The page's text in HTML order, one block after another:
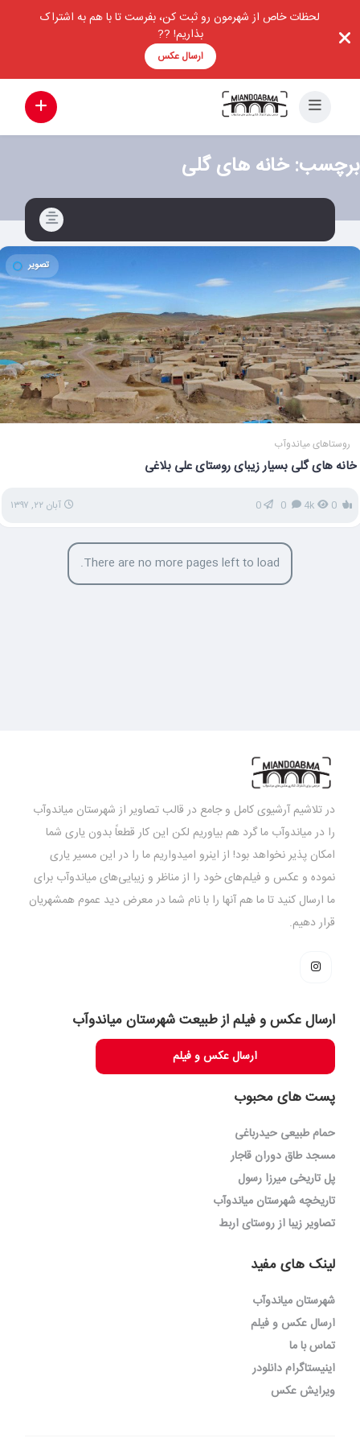
لحظات خاص از شهرمون رو ثبت کن، بفرست تا با هم به اشتراک
بذاریم! ??
ارسال عکس
برچسب:خانه های گلی
تصویر
روستاهای میاندوآب
خانه های گلی بسیار زیبای روستای علی بلاغی
4k
0 آبان ۲۲, ۱۳۹۷
There are no more pages left to load.
در تلاشیم آرشیوی کامل و جامع در قالب تصاویر از شهرستان میاندوآب
را در میاندوآب ما گرد هم بیاوریم لکن این کار قطعاً بدون یاری شما
امکان پذیر نخواهد بود! از اینرو امیدواریم ما را در این مسیر یاری
نموده و عکس و فیلم‌های خود را از مناظر و زیبایی‌های میاندوآب برای
ما ارسال کنید تا ما هم آنها را با نام شما در معرض دید عموم همشهریان
قرار دهیم.
ارسال عکس و فیلم از طبیعت شهرستان میاندوآب
ارسال عکس و فیلم
پست های محبوب
حمام طبیعی حیدرباغی
مسجد طاق دوران قاجار
پل تاریخی میرزا رسول
تاریخچه شهرستان میاندوآب
تصاویر زیبا از روستای اربط
لینک های مفید
شهرستان میاندوآب
ارسال عکس و فیلم
تماس با ما
اینیستاگرام دانلودر
ویرایش عکس